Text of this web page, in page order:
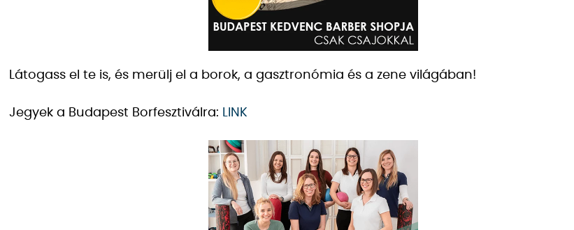
Látogass el te is, és merülj el a borok, a gasztronómia és a zene világában!
Jegyek a Budapest Borfesztiválra: LINK